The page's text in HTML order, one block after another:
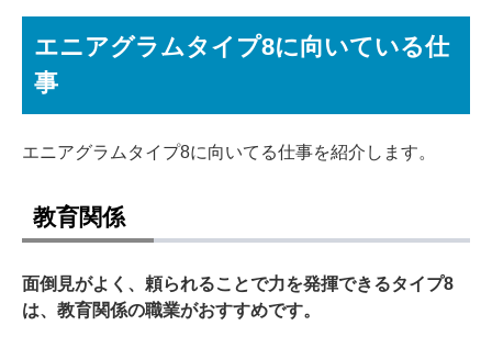
エニアグラムタイプ8に向いている仕
事
エニアグラムタイプ8に向いてる仕事を紹介します。
教育関係
面倒見がよく、頼られることで力を発揮できるタイプ8
は、教育関係の職業がおすすめです。